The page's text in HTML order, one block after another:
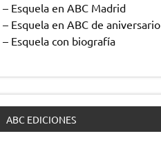
– Esquela en ABC Madrid
– Esquela en ABC de aniversario
– Esquela con biografía
ABC EDICIONES